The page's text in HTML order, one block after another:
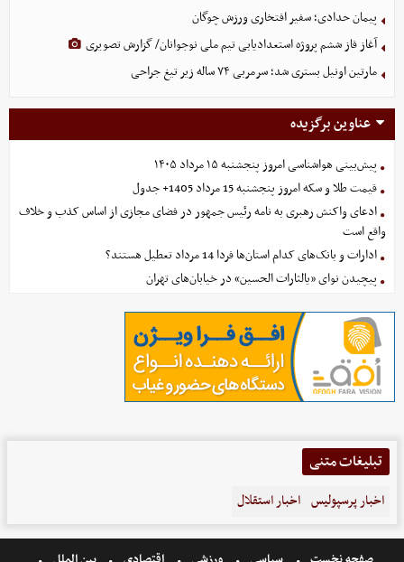
پیمان حدادی؛ سفیر افتخاری ورزش چوگان
آغاز فاز ششم پروژه استعدادیابی تیم ملی نوجوانان/ گزارش تصویری
مارتین اونیل بستری شد؛ سرمربی ۷۴ ساله زیر تیغ جراحی
عناوین برگزیده
پیش‌بینی هواشناسی امروز پنجشنبه ۱۵ مرداد ۱۴۰۵
قیمت طلا و سکه امروز پنجشنبه 15 مرداد 1405+ جدول
ادعای واکنش رهبری به نامه رئیس جمهور در فضای مجازی از اساس کذب و خلاف
واقع است
ادارات و بانک‌های کدام استان‌ها فردا 14 مرداد تعطیل هستند؟
پیچیدن نوای «یالثارات الحسین» در خیابان‌های تهران
تبلیغات متنی
اخبار پرسپولیس اخبار استقلال